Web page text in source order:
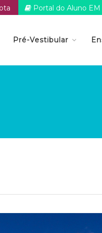
Portal do Aluno EM
Pré-Vestibular